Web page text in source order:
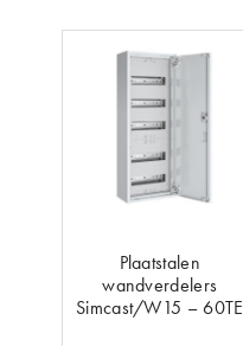
Plaatstalen
wandverdelers
Simcast/W15 – 60TE